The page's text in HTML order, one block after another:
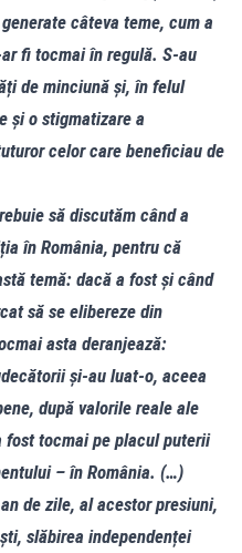
câteva teme, cum a
fi tocmai în regulă. S-au
de minciună și, în felul
și o stigmatizare a
celor care beneficiau de
să discutăm când a
în România, pentru că
temă: dacă a fost și când
să se elibereze din
asta deranjează:
și-au luat-o, aceea
după valorile reale ale
fost tocmai pe placul puterii
– în România. (…)
de zile, al acestor presiuni,
slăbirea independenței